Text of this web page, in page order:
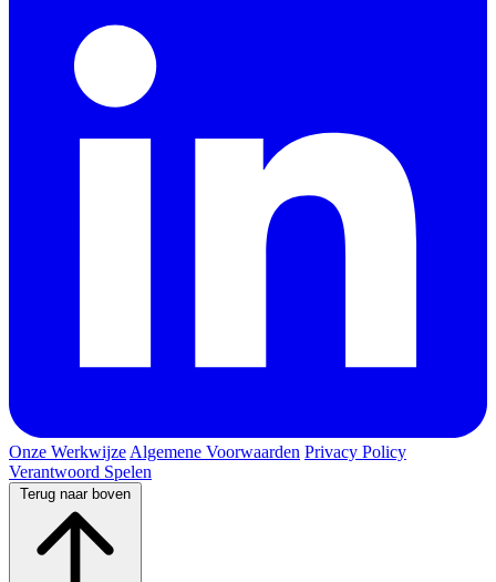
Onze Werkwijze Algemene Voorwaarden Privacy Policy
Verantwoord Spelen
Terug naar boven